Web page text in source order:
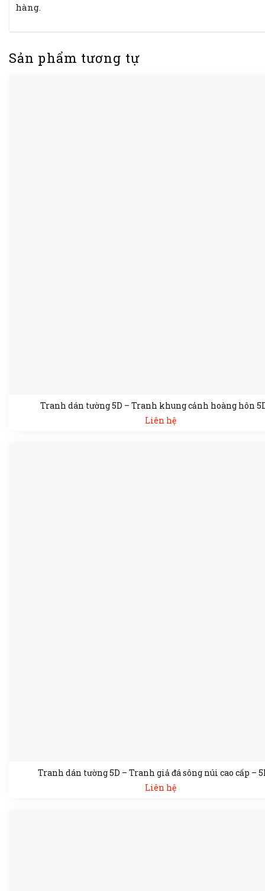
hàng.
Sản phẩm tương tự
Tranh dán tường 5D – Tranh khung cảnh hoàng hôn
Liên hệ
Tranh dán tường 5D – Tranh giả đá sông núi cao cấp –
Liên hệ